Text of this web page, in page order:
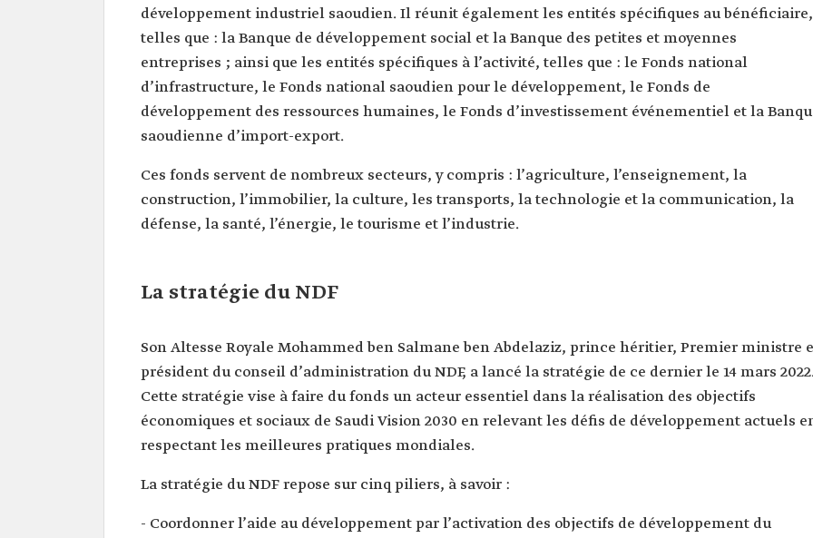
développement industriel saoudien. Il réunit également les entités spécifiques au bénéficiaire,
telles que : la Banque de développement social et la Banque des petites et moyennes
entreprises ; ainsi que les entités spécifiques à l’activité, telles que : le Fonds national
d’infrastructure, le Fonds national saoudien pour le développement, le Fonds de
développement des ressources humaines, le Fonds d’investissement événementiel et la
saoudienne d’import-export.
Ces fonds servent de nombreux secteurs, y compris : l’agriculture, l’enseignement, la
construction, l’immobilier, la culture, les transports, la technologie et la communication, la
défense, la santé, l’énergie, le tourisme et l’industrie.
La stratégie du NDF
Son Altesse Royale Mohammed ben Salmane ben Abdelaziz, prince héritier, Premier ministre
président du conseil d’administration du NDF, a lancé la stratégie de ce dernier le 14 mars
Cette stratégie vise à faire du fonds un acteur essentiel dans la réalisation des objectifs
économiques et sociaux de Saudi Vision 2030 en relevant les défis de développement actuels
respectant les meilleures pratiques mondiales.
La stratégie du NDF repose sur cinq piliers, à savoir :
- Coordonner l’aide au développement par l’activation des objectifs de développement du